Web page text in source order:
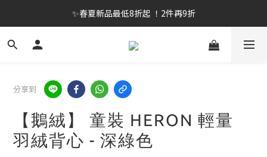
✨春夏新品最低8折起 ！2件再9折
✨春夏新品最低8折起 ！2件再9折
🔥OULET SALE! 降至5折起 滿件再8折
✨春夏新品最低8折起 ！2件再9折
分享到
【鵝絨】 童裝 HERON 輕量
羽絨背心 - 深綠色